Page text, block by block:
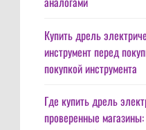
Купить дрель
инструмент перед
покупкой инструмента
Где купить дрель
проверенные